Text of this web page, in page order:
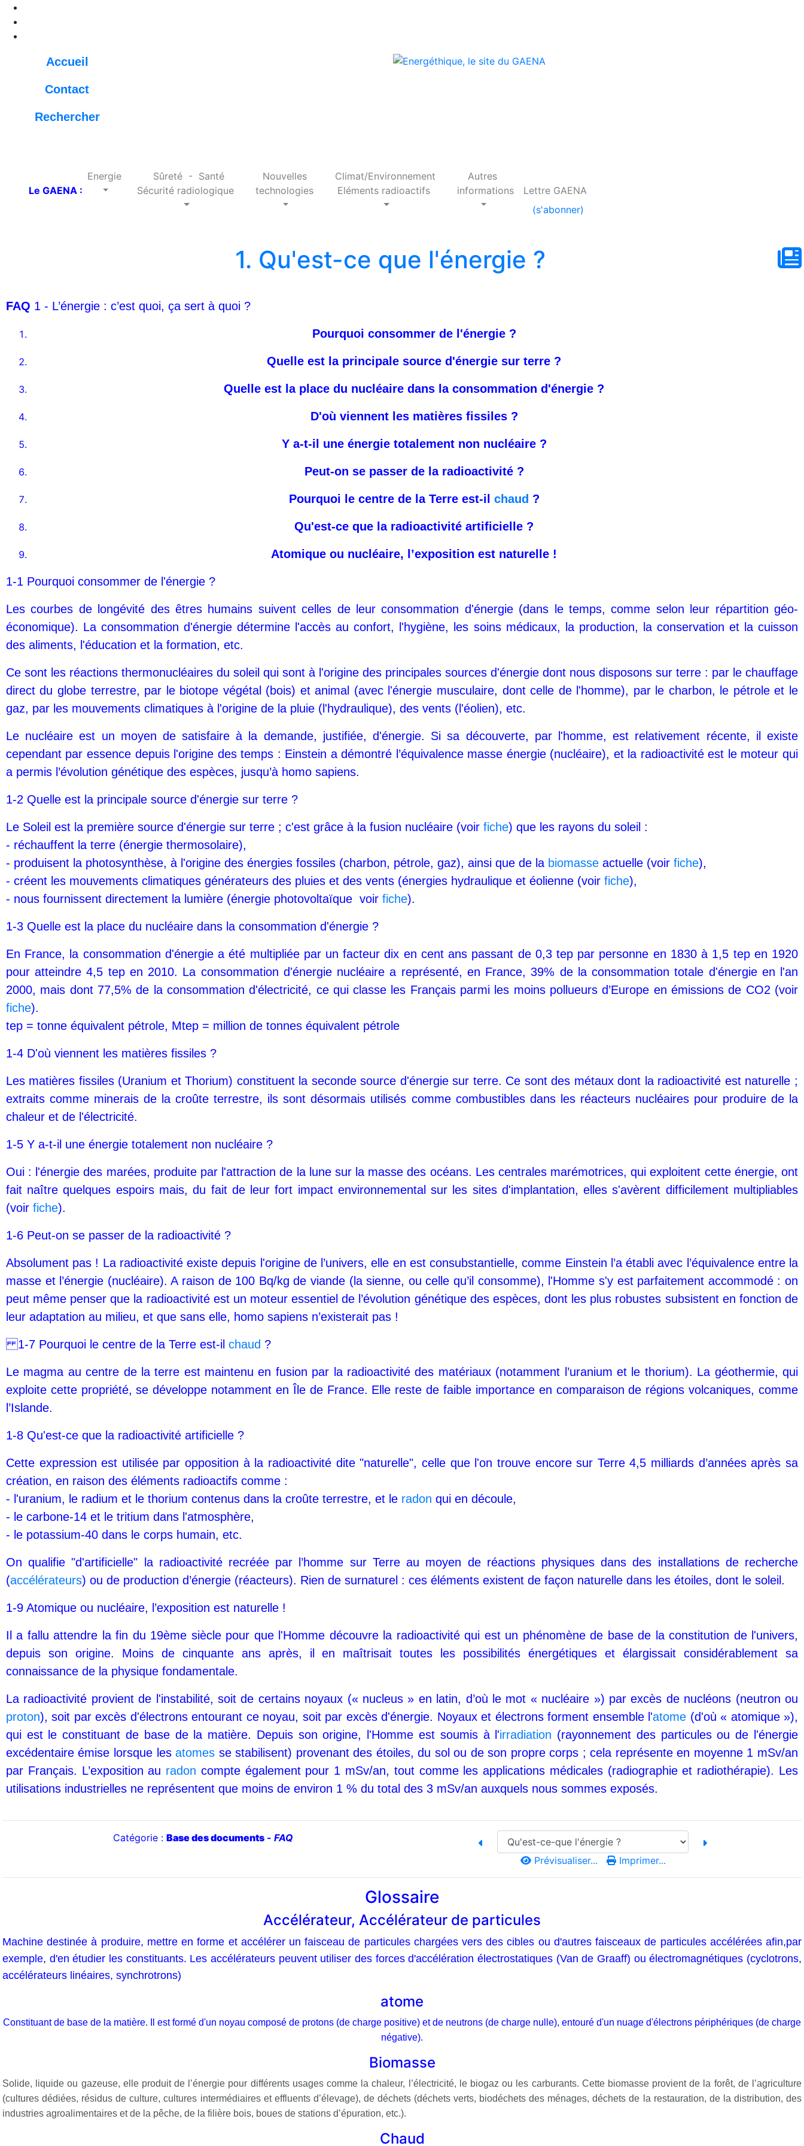
Accueil
Contact
Rechercher
Le GAENA :
Energie
Sûreté - Santé
Sécurité radiologique
Nouvelles
technologies
Climat/Environnement
Eléments radioactifs
Autres
informations
Lettre GAENA
(s'abonner)
1. Qu'est-ce que l'énergie ?
FAQ 1 - L’énergie : c’est quoi, ça sert à quoi ?
Pourquoi consommer de l'énergie ?
Quelle est la principale source d'énergie sur terre ?
Quelle est la place du nucléaire dans la consommation d'énergie ?
D'où viennent les matières fissiles ?
Y a-t-il une énergie totalement non nucléaire ?
Peut-on se passer de la radioactivité ?
Pourquoi le centre de la Terre est-il chaud ?
Qu'est-ce que la radioactivité artificielle ?
Atomique ou nucléaire, l’exposition est naturelle !
1-1 Pourquoi consommer de l'énergie ?
Les courbes de longévité des êtres humains suivent celles de leur consommation d'énergie (dans le temps, comme selon leur répartition géo-
économique). La consommation d'énergie détermine l'accès au confort, l'hygiène, les soins médicaux, la production, la conservation et la cuisson
des aliments, l'éducation et la formation, etc.
Ce sont les réactions thermonucléaires du soleil qui sont à l'origine des principales sources d'énergie dont nous disposons sur terre : par le chauffage
direct du globe terrestre, par le biotope végétal (bois) et animal (avec l'énergie musculaire, dont celle de l'homme), par le charbon, le pétrole et le
gaz, par les mouvements climatiques à l'origine de la pluie (l'hydraulique), des vents (l'éolien), etc.
Le nucléaire est un moyen de satisfaire à la demande, justifiée, d'énergie. Si sa découverte, par l'homme, est relativement récente, il existe
cependant par essence depuis l'origine des temps : Einstein a démontré l’équivalence masse énergie (nucléaire), et la radioactivité est le moteur qui
a permis l’évolution génétique des espèces, jusqu’à homo sapiens.
1-2 Quelle est la principale source d'énergie sur terre ?
Le Soleil est la première source d'énergie sur terre ; c'est grâce à la fusion nucléaire (voir fiche) que les rayons du soleil :
- réchauffent la terre (énergie thermosolaire),
- produisent la photosynthèse, à l'origine des énergies fossiles (charbon, pétrole, gaz), ainsi que de la biomasseactuelle (voir fiche),
- créent les mouvements climatiques générateurs des pluies et des vents (énergies hydraulique et éolienne (voir fiche),
- nous fournissent directement la lumière (énergie photovoltaïque  voir fiche).
1-3 Quelle est la place du nucléaire dans la consommation d'énergie ?
En France, la consommation d'énergie a été multipliée par un facteur dix en cent ans passant de 0,3 tep par personne en 1830 à 1,5 tep en 1920
pour atteindre 4,5 tep en 2010. La consommation d'énergie nucléaire a représenté, en France, 39% de la consommation totale d'énergie en l'an
2000, mais dont 77,5% de la consommation d'électricité, ce qui classe les Français parmi les moins pollueurs d’Europe en émissions de CO2 (voir
fiche).
tep = tonne équivalent pétrole, Mtep = million de tonnes équivalent pétrole
1-4 D'où viennent les matières fissiles ?
Les matières fissiles (Uranium et Thorium) constituent la seconde source d'énergie sur terre. Ce sont des métaux dont la radioactivité est naturelle ;
extraits comme minerais de la croûte terrestre, ils sont désormais utilisés comme combustibles dans les réacteurs nucléaires pour produire de la
chaleur et de l'électricité.
1-5 Y a-t-il une énergie totalement non nucléaire ?
Oui : l'énergie des marées, produite par l'attraction de la lune sur la masse des océans. Les centrales marémotrices, qui exploitent cette énergie, ont
fait naître quelques espoirs mais, du fait de leur fort impact environnemental sur les sites d'implantation, elles s'avèrent difficilement multipliables
(voir fiche).
1-6 Peut-on se passer de la radioactivité ?
Absolument pas ! La radioactivité existe depuis l'origine de l’univers, elle en est consubstantielle, comme Einstein l’a établi avec l’équivalence entre la
masse et l’énergie (nucléaire). A raison de 100 Bq/kg de viande (la sienne, ou celle qu’il consomme), l'Homme s'y est parfaitement accommodé : on
peut même penser que la radioactivité est un moteur essentiel de l’évolution génétique des espèces, dont les plus robustes subsistent en fonction de
leur adaptation au milieu, et que sans elle, homo sapiens n’existerait pas !
1-7 Pourquoi le centre de la Terre est-il chaud ?
Le magma au centre de la terre est maintenu en fusion par la radioactivité des matériaux (notamment l’uranium et le thorium). La géothermie, qui
exploite cette propriété, se développe notamment en Île de France. Elle reste de faible importance en comparaison de régions volcaniques, comme
l’Islande.
1-8 Qu'est-ce que la radioactivité artificielle ?
Cette expression est utilisée par opposition à la radioactivité dite "naturelle", celle que l'on trouve encore sur Terre 4,5 milliards d’années après sa
création, en raison des éléments radioactifs comme :
- l'uranium, le radium et le thorium contenus dans la croûte terrestre, et le radon qui en découle,
- le carbone-14 et le tritium dans l'atmosphère,
- le potassium-40 dans le corps humain, etc.
On qualifie "d'artificielle" la radioactivité recréée par l’homme sur Terre au moyen de réactions physiques dans des installations de recherche
(accélérateurs) ou de production d’énergie (réacteurs). Rien de surnaturel : ces éléments existent de façon naturelle dans les étoiles, dont le soleil.
1-9 Atomique ou nucléaire, l’exposition est naturelle !
Il a fallu attendre la fin du 19ème siècle pour que l'Homme découvre la radioactivité qui est un phénomène de base de la constitution de l'univers,
depuis son origine. Moins de cinquante ans après, il en maîtrisait toutes les possibilités énergétiques et élargissait considérablement sa
connaissance de la physique fondamentale.
La radioactivité provient de l'instabilité, soit de certains noyaux (« nucleus » en latin, d’où le mot « nucléaire ») par excès de nucléons (neutron ou
proton), soit par excès d'électrons entourant ce noyau, soit par excès d'énergie. Noyaux et électrons forment ensemble l'atome (d'où « atomique »),
qui est le constituant de base de la matière. Depuis son origine, l'Homme est soumis à l'irradiation (rayonnement des particules ou de l'énergie
excédentaire émise lorsque lesatomes se stabilisent) provenant des étoiles, du sol ou de son propre corps ; cela représente en moyenne 1 mSv/an
par Français. L’exposition au radon compte également pour 1 mSv/an, tout comme les applications médicales (radiographie et radiothérapie). Les
utilisations industrielles ne représentent que moins de environ 1 % du total des 3 mSv/an auxquels nous sommes exposés.
Catégorie : Base des documents - FAQ
Prévisualiser...
Imprimer...
Glossaire
Accélérateur, Accélérateur de particules
Machine destinée à produire, mettre en forme et accélérer un faisceau de particules chargées vers des cibles ou d'autres faisceaux de particules accélérées afin,par
exemple, d'en étudier les constituants. Les accélérateurs peuvent utiliser des forces d'accélération électrostatiques (Van de Graaff) ou électromagnétiques (cyclotrons,
accélérateurs linéaires, synchrotrons)
atome
Constituant de base de la matière. Il est formé d'un noyau composé de protons (de charge positive) et de neutrons (de charge nulle), entouré d'un nuage d'électrons périphériques (de charge
négative).
Biomasse
Solide, liquide ou gazeuse, elle produit de l’énergie pour différents usages comme la chaleur, l’électricité, le biogaz ou les carburants. Cette biomasse provient de la forêt, de l’agriculture
(cultures dédiées, résidus de culture, cultures intermédiaires et effluents d’élevage), de déchets (déchets verts, biodéchets des ménages, déchets de la restauration, de la distribution, des
industries agroalimentaires et de la pêche, de la filière bois, boues de stations d’épuration, etc.).
Chaud